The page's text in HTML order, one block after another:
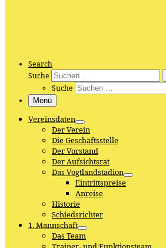
Search
Suche
Suche
Menü
Vereinsdaten
Der Verein
Die Geschäftsstelle
Der Vorstand
Der Aufsichtsrat
Das Vogtlandstadion
Eintrittspreise
Anreise
Historie
Schiedsrichter
1. Mannschaft
Das Team